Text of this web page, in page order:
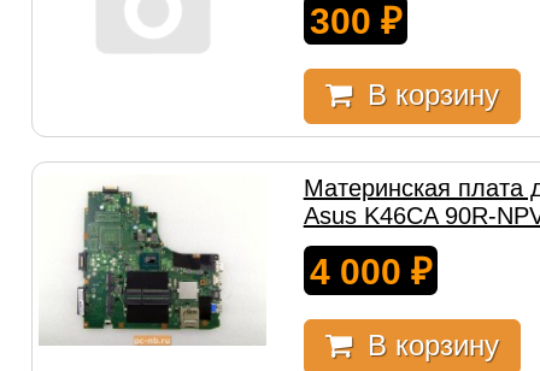
300 ₽
В корзину
Материнская плата
Asus K46CA 90R-
4 000 ₽
В корзину